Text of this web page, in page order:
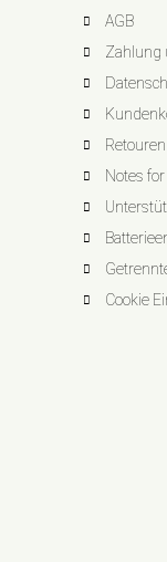
AGB
Zahlung
Retouren
Notes
Cookie